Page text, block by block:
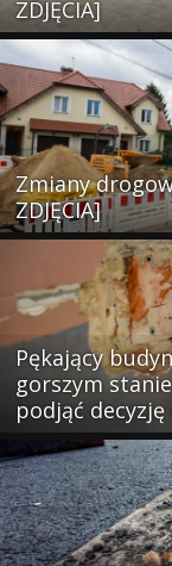
ZDJĘCIA]
Zmiany
ZDJĘCIA]
Pękający
gorszym
podjąć decyzję